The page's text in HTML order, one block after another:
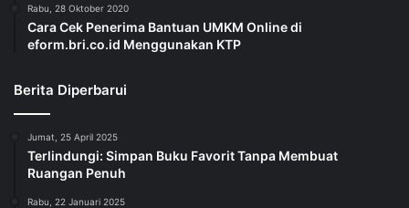
Rabu, 28 Oktober 2020
Cara Cek Penerima Bantuan UMKM Online di
eform.bri.co.id Menggunakan KTP
Berita Diperbarui
Jumat, 25 April 2025
Terlindungi: Simpan Buku Favorit Tanpa Membuat
Ruangan Penuh
Rabu, 22 Januari 2025